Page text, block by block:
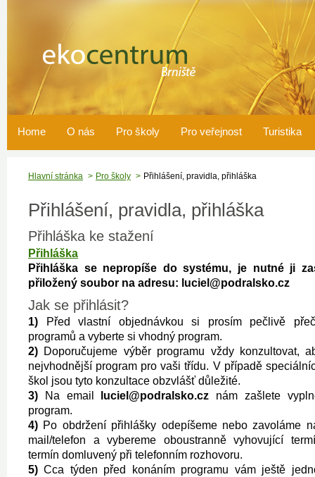
Home O nás Pro školy Pro veřejnost Turistika
Hlavní stránka Pro školy Přihlášení, pravidla, přihláška
Přihlášení, pravidla, přihláška
Přihláška ke stažení
Přihláška
Přihláška se nepropíše do systému, je nutné ji
přiložený soubor na adresu: luciel@podralsko.cz
Jak se přihlásit?
1) Před vlastní objednávkou si prosím pečlivě
programů a vyberte si vhodný program.
2) Doporučujeme výběr programu vždy konzultovat,
nejvhodnější program pro vaši třídu. V případě
škol jsou tyto konzultace obzvlášť důležité.
3) Na email luciel@podralsko.cz nám zašlete
program.
4) Po obdržení přihlášky odepíšeme nebo zavoláme
mail/telefon a vybereme oboustranně vyhovující
termín domluvený při telefonním rozhovoru.
5) Cca týden před konáním programu vám ještě